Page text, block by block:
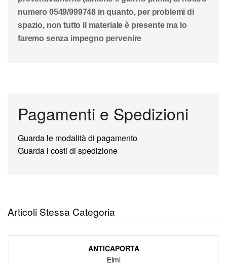
numero 0549/999748 in quanto, per problemi di
spazio, non tutto il materiale è presente ma lo
faremo senza impegno pervenire
Pagamenti e Spedizioni
Guarda le modalità di pagamento
Guarda i costi di spedizione
Articoli Stessa Categoria
ANTICAPORTA
Elmi